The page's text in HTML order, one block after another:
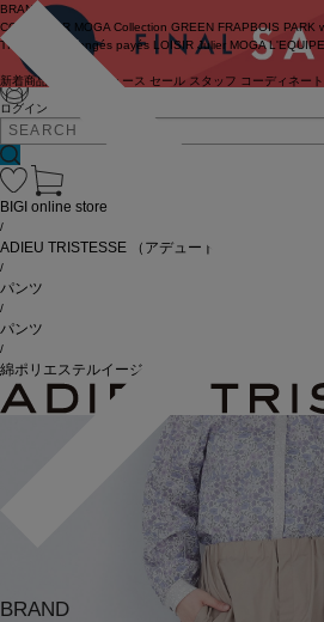
ログイン
BRAND
COUTURIER MOGA Collection GREEN FRAPBOIS PARK
TRISTESSE
congés payés LOISIR Julier MOGA L'EQUIPE
新着商品 ニュース セール スタッフ コーディネート
BRAND
BIGI online store
/
ADIEU TRISTESSE （アデュートリステス）
/
パンツ
/
パンツ
/
綿ポリエステルイージーパンツ